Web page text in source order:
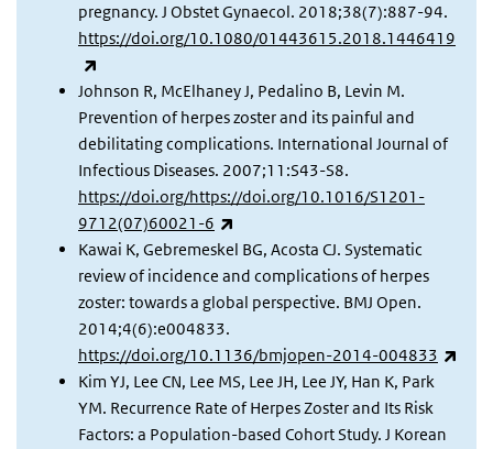
pregnancy. J Obstet Gynaecol. 2018;38(7):887-94.
https://doi.org/10.1080/01443615.2018.1446419
Johnson R, McElhaney J, Pedalino B, Levin M.
Prevention of herpes zoster and its painful and
debilitating complications. International Journal of
Infectious Diseases. 2007;11:S43-S8.
https://doi.org/https://doi.org/10.1016/S1201-
9712(07)60021-6
Kawai K, Gebremeskel BG, Acosta CJ. Systematic
review of incidence and complications of herpes
zoster: towards a global perspective. BMJ Open.
2014;4(6):e004833.
https://doi.org/10.1136/bmjopen-2014-004833
Kim YJ, Lee CN, Lee MS, Lee JH, Lee JY, Han K, Park
YM. Recurrence Rate of Herpes Zoster and Its Risk
Factors: a Population-based Cohort Study. J Korean